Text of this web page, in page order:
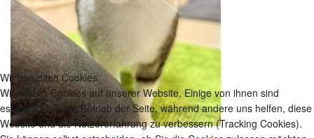
Wir benutzen Cookies
Wir nutzen Cookies auf unserer Website. Einige von ihnen sind
essenziell für den Betrieb der Seite, während andere uns helfen, diese
Website und die Nutzererfahrung zu verbessern (Tracking Cookies).